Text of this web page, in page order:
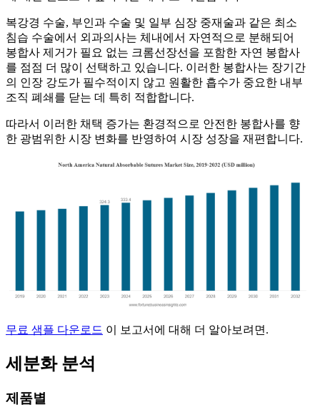
복강경 수술, 부인과 수술 및 일부 심장 중재술과 같은 최소
침습 수술에서 외과의사는 체내에서 자연적으로 분해되어
봉합사 제거가 필요 없는 크롬선장선을 포함한 자연 봉합사
를 점점 더 많이 선택하고 있습니다. 이러한 봉합사는 장기간
의 인장 강도가 필수적이지 않고 원활한 흡수가 중요한 내부
조직 폐쇄를 닫는 데 특히 적합합니다.
따라서 이러한 채택 증가는 환경적으로 안전한 봉합사를 향
한 광범위한 시장 변화를 반영하여 시장 성장을 재편합니다.
무료 샘플 다운로드 이 보고서에 대해 더 알아보려면.
세분화 분석
제품별